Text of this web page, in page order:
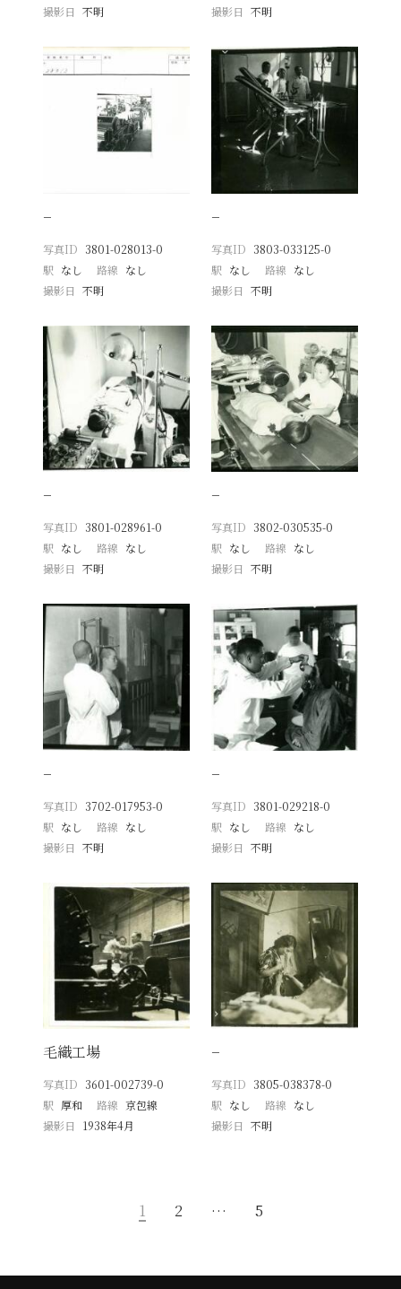
撮影日
不明
撮影日 不明
−
写真ID 3801-028013-0
駅 なし 路線 なし
撮影日
不明
−
写真ID 3803-033125-0
駅 なし 路線 なし
撮影日 不明
−
写真ID 3801-028961-0
駅 なし 路線 なし
撮影日
不明
−
写真ID 3802-030535-0
駅 なし 路線 なし
撮影日 不明
−
写真ID 3702-017953-0
駅 なし 路線 なし
撮影日
不明
−
写真ID 3801-029218-0
駅 なし 路線 なし
撮影日 不明
毛織工場
写真ID 3601-002739-0
駅 厚和 路線 京包線
撮影日
1938年4月
−
写真ID 3805-038378-0
駅 なし 路線 なし
撮影日 不明
1 2 … 5